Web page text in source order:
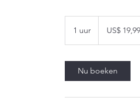
1 uur
u
dollarUS$ 19,99
Nu boeken